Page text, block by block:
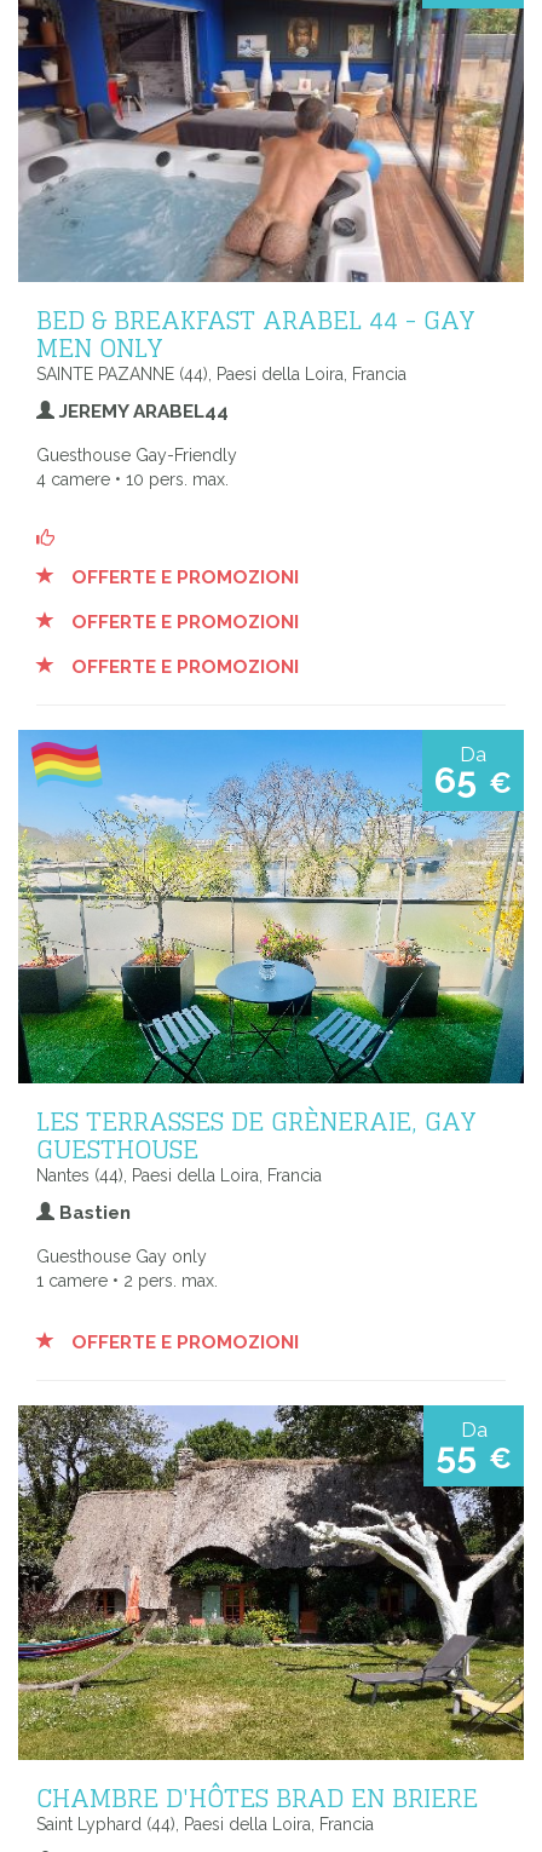
BED & BREAKFAST ARABEL 44 - GAY
MEN ONLY
SAINTE PAZANNE (44), Paesi della Loira, Francia
JEREMY ARABEL44
Guesthouse Gay-Friendly
4 camere • 10 pers. max.
OFFERTE E PROMOZIONI
OFFERTE E PROMOZIONI
OFFERTE E PROMOZIONI
Da
65 €
LES TERRASSES DE GRÈNERAIE, GAY
GUESTHOUSE
Nantes (44), Paesi della Loira, Francia
Bastien
Guesthouse Gay only
1 camere • 2 pers. max.
OFFERTE E PROMOZIONI
Da
55 €
CHAMBRE D'HÔTES BRAD EN BRIERE
Saint Lyphard (44), Paesi della Loira, Francia